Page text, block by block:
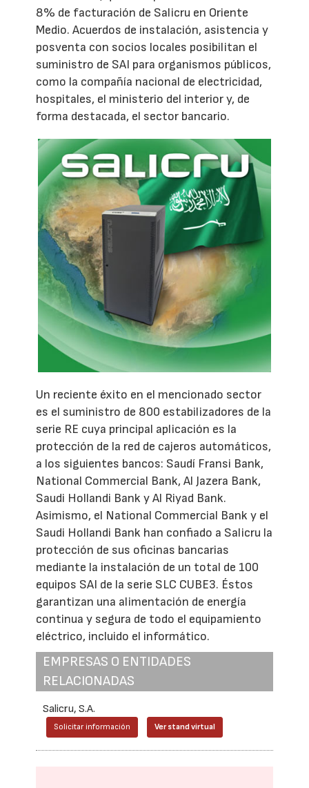
8% de facturación de Salicru en Oriente
Medio. Acuerdos de instalación, asistencia y
posventa con socios locales posibilitan el
suministro de SAI para organismos públicos,
como la compañía nacional de electricidad,
hospitales, el ministerio del interior y, de
forma destacada, el sector bancario.
Un reciente éxito en el mencionado sector
es el suministro de 800 estabilizadores de la
serie RE cuya principal aplicación es la
protección de la red de cajeros automáticos,
a los siguientes bancos: Saudí Fransi Bank,
National Commercial Bank, Al Jazera Bank,
Saudi Hollandi Bank y Al Riyad Bank.
Asimismo, el National Commercial Bank y el
Saudi Hollandi Bank han confiado a Salicru la
protección de sus oficinas bancarias
mediante la instalación de un total de 100
equipos SAI de la serie SLC CUBE3. Éstos
garantizan una alimentación de energía
continua y segura de todo el equipamiento
eléctrico, incluido el informático.
EMPRESAS O ENTIDADES
RELACIONADAS
Salicru, S.A.
Solicitar información Ver stand virtual